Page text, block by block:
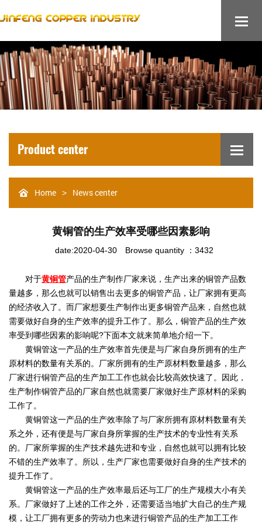
Product center
Home > News center
黄铜管的生产效率受哪些因素影响
date:2020-04-30 Browse quantity ：3432
对于黄铜管产品的生产制作厂家来说，生产出来的铜管产品数
量越多，那么也就可以销售出去更多的铜管产品，让厂家拥有更高
的经济收入了。而厂家想要生产制作出更多铜管产品来，自然也就
需要做好自身的生产效率的提升工作了。那么，铜管产品的生产效
率受到哪些因素的影响呢?下面本文就来简单地介绍一下。
黄铜管这一产品的生产效率首先便是与厂家自身所拥有的生产
原材料的数量有关系的。厂家所拥有的生产原材料数量越多，那么
厂家进行铜管产品的生产加工工作也就会比较高效快速了。因此，
生产制作铜管产品的厂家自然也就需要厂家做好生产原材料的采购
工作了。
黄铜管这一产品的生产效率除了与厂家所拥有原材料数量有关
系之外，还有便是与厂家自身所掌握的生产技术的专业性有关系
的。厂家所掌握的生产技术越先进和专业，自然也就可以拥有比较
不错的生产效率了。所以，生产厂家也需要做好自身的生产技术的
提升工作了。
黄铜管这一产品的生产效率最后还与工厂的生产规模大小有关
系。厂家做好了上述的工作之外，还需要适当地扩大自己的生产规
模，让工厂拥有更多的劳动力也来进行铜管产品的生产加工工作